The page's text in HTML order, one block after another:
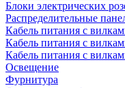
Блоки электрических
Распределительные
Кабель питания с
Кабель питания с
Кабель питания с
Освещение
Фурнитура